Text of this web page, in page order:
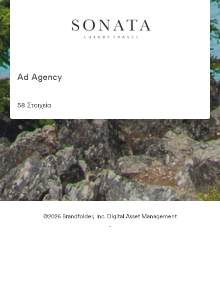
Ad Agency
58 Στοιχεία
©2026 Brandfolder, Inc. Digital Asset Management
·